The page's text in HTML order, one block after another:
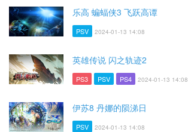
乐高 蝙蝠侠3 飞跃高谭
PSV 2024-01-13 14:08
英雄传说 闪之轨迹2
PS3 PSV PS4 2024-01-13 14:08
伊苏8 丹娜的陨涕日
PSV 2024-01-13 14:08